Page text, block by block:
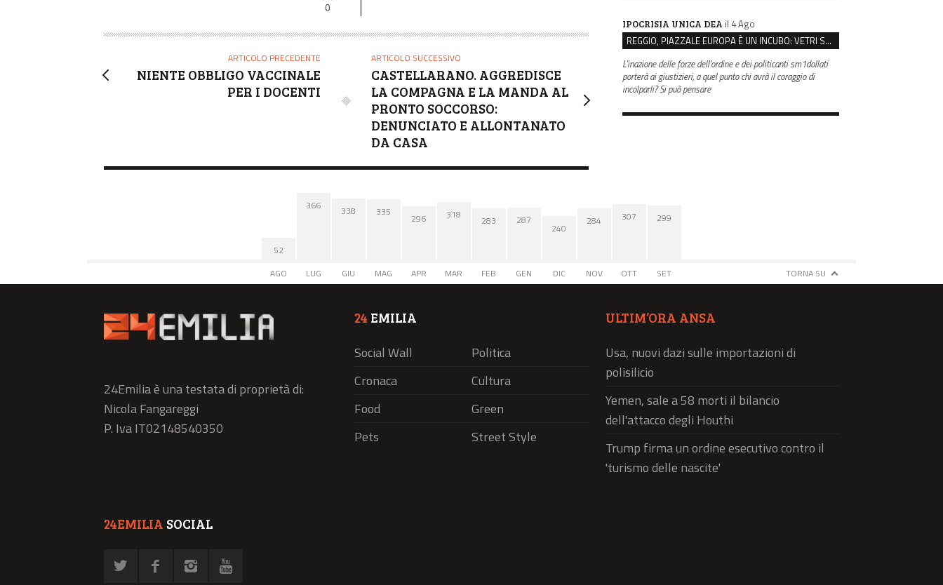
0
ARTICOLO PRECEDENTE
NIENTE OBBLIGO VACCINALE
PER I DOCENTI
ARTICOLO SUCCESSIVO
CASTELLARANO. AGGREDISCE
LA COMPAGNA E LA MANDA AL
PRONTO SOCCORSO:
DENUNCIATO E ALLONTANATO
DA CASA
IPOCRISIA UNICA DEA il 4 Ago
REGGIO, PIAZZALE EUROPA È UN INCUBO: VETRI SPACCATI E FURTI SULLE AUTO IN SOSTA
L'inazione delle forze dell'ordine e dei politicanti sm1dollati
porterà ai giustizieri, a quel punto chi avrà il coraggio di
incolparli? Si può pensare
52
AGO
366
LUG
338
GIU
335
MAG
296
APR
318
MAR
283
FEB
287
GEN
240
DIC
284
NOV
307
OTT
299
SET TORNA SU
24Emilia è una testata di proprietà di:
Nicola Fangareggi
P. Iva IT02148540350
24 EMILIA
Social Wall
Politica
Cronaca
Cultura
Food
Green
Pets
Street Style
ULTIM’ORA ANSA
Usa, nuovi dazi sulle importazioni di
polisilicio
Yemen, sale a 58 morti il bilancio
dell'attacco degli Houthi
Trump firma un ordine esecutivo contro il
'turismo delle nascite'
24EMILIA SOCIAL